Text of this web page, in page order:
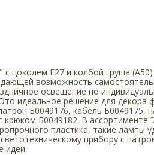
цоколем Е27 и колбой груша
возможность
освещение по
идеальное решение для
Б0049176, кабель
крюком Б0049182. В
пластика, такие
прибору с
идеи.